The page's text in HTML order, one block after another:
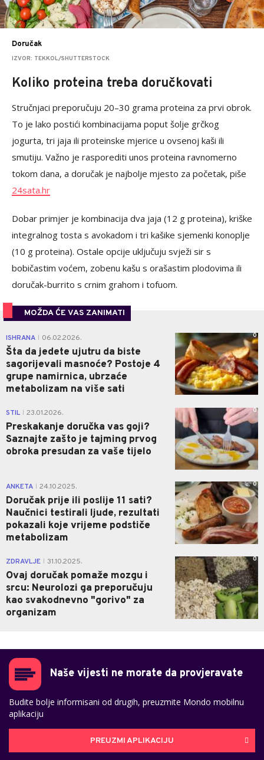
Doručak
IZVOR: TEKKOL/SHUTTERSTOCK
Koliko proteina treba doručkovati
Stručnjaci preporučuju 20–30 grama proteina za prvi obrok.
To je lako postići kombinacijama poput šolje grčkog
jogurta, tri jaja ili proteinske mjerice u ovsenoj kaši ili
smutiju. Važno je rasporediti unos proteina ravnomerno
tokom dana, a doručak je najbolje mjesto za početak, piše
24sata.hr
Dobar primjer je kombinacija dva jaja (12 g proteina), kriške
integralnog tosta s avokadom i tri kašike sjemenki konoplje
(10 g proteina). Ostale opcije uključuju svježi sir s
bobičastim voćem, zobenu kašu s orašastim plodovima ili
doručak-burrito s crnim grahom i tofuom.
MOŽDA ĆE VAS ZANIMATI
ISHRANA 06.02.2026.
Šta da jedete ujutru da biste
sagorijevali masnoće? Postoje 4
grupe namirnica, ubrzaće
metabolizam na više sati
0
STIL 23.01.2026.
Preskakanje doručka vas goji?
Saznajte zašto je tajming prvog
obroka presudan za vaše tijelo
0
ANKETA 24.10.2025.
Doručak prije ili poslije 11 sati?
Naučnici testirali ljude, rezultati
pokazali koje vrijeme podstiče
metabolizam
0
ZDRAVLJE 31.10.2025.
Ovaj doručak pomaže mozgu i
srcu: Neurolozi ga preporučuju
kao svakodnevno "gorivo" za
organizam
0
Naše vijesti ne morate da provjeravate
Budite bolje informisani od drugih, preuzmite Mondo mobilnu
aplikaciju
PREUZMI APLIKACIJU